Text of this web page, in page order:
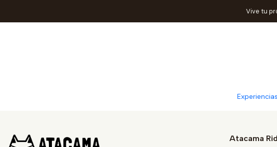
Experiencias
Vive tu
Nuestro sitio web no almacena ningún dato de
Atacama